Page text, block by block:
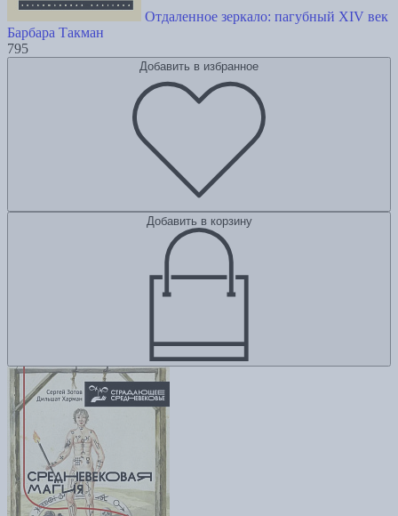
Отдаленное зеркало: пагубный XIV век
Барбара Такман
795
Добавить в избранное
Добавить в корзину